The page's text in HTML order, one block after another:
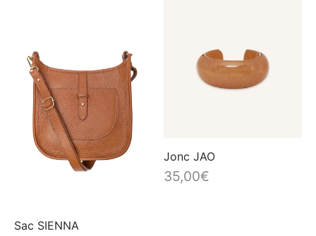
Sac SIENNA
Jonc JAO
35,00€